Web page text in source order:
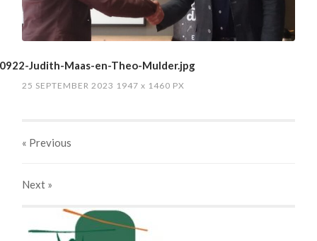
Judith-Maas-en-Theo-Mulder.jpg
25 SEPTEMBER 2023 1947x 1460 PX
« Previous
Next »